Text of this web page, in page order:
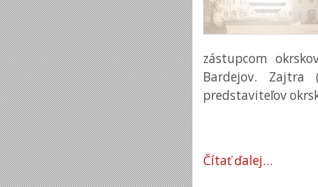
zástupcom
Bardejov.
predstaviteľov
Čítať ďalej…